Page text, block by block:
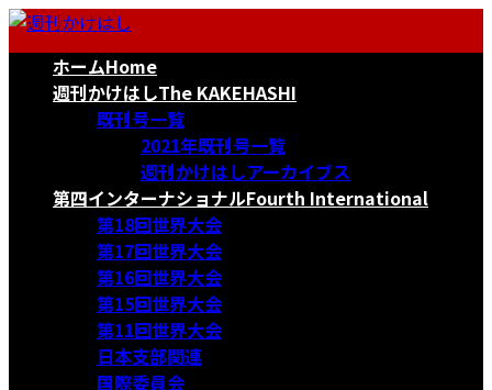
コ
ナ
ホームHome
週刊かけはしThe KAKEHASHI
既刊号一覧
2021年既刊号一覧
週刊かけはしアーカイブス
第四インターナショナルFourth International
第18回世界大会
第17回世界大会
第16回世界大会
第15回世界大会
第11回世界大会
日本支部関連
国際委員会